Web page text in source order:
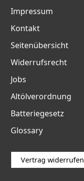
Impressum
Kontakt
Seitenübersicht
Widerrufsrecht
Jobs
Altölverordnung
Batteriegesetz
Glossary
Vertrag widerrufen